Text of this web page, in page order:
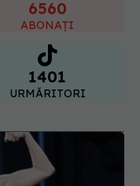
1401
URMĂRITORI